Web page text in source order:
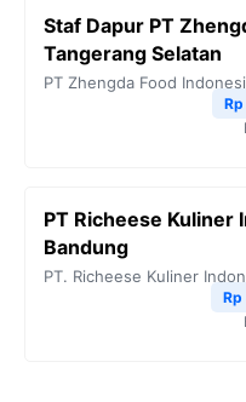
Staf Dapur PT
Tangerang Selatan
PT Zhengda Food
PT Richeese Kuliner
Bandung
PT. Richeese Kuliner